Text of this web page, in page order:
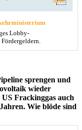
Lobby-
sprengen und
wieder
Frackinggas auch
Wie blöde sind